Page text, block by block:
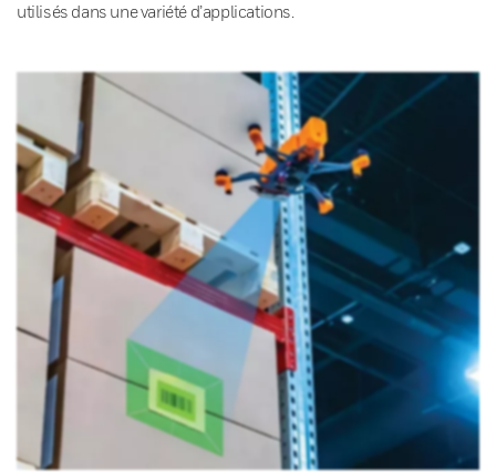
utilisés dans une variété d’applications.